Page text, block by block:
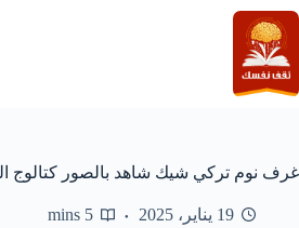
التجاوز
إلى
المحتوى
غرف نوم تركي شيك شاهد بالصور كتالوج
19 يناير، 2025 5 mins